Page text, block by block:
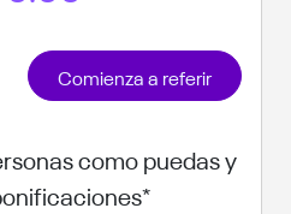
Comienza a referir
como puedas y